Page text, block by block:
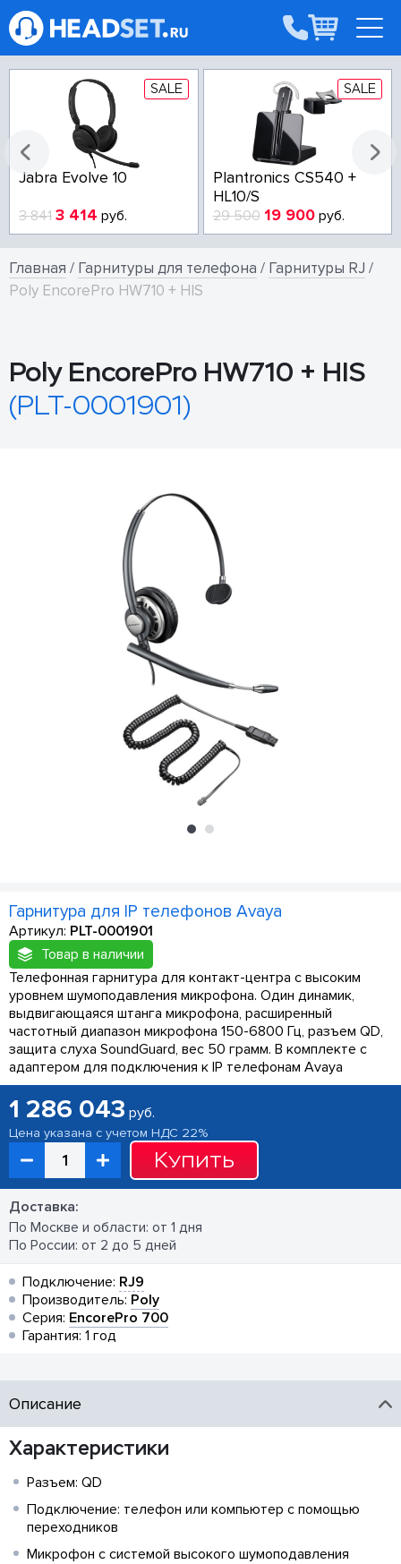
SALE
Jabra Evolve 10
3 841 3 414 руб.
SALE
Plantronics CS540 +
HL10/S
29 500 19 900руб.
Главная / Гарнитуры для телефона / Гарнитуры RJ /
Poly EncorePro HW710 + HIS
Poly EncorePro HW710 + HIS
(PLT-0001901)
Гарнитура для IP телефонов Avaya
Артикул: PLT-0001901
Товар в наличии
Телефонная гарнитура для контакт-центра с высоким
уровнем шумоподавления микрофона. Один динамик,
выдвигающаяся штанга микрофона, расширенный
частотный диапазон микрофона 150-6800 Гц, разъем QD,
защита слуха SoundGuard, вес 50 грамм. В комплекте с
адаптером для подключения к IP телефонам Avaya
1 286 043 руб.
Цена указана с учетом НДС 22%
Купить
Доставка:
По Москве и области: от 1 дня
По России: от 2 до 5 дней
Подключение: RJ9
Производитель: Poly
Серия: EncorePro 700
Гарантия: 1 год
Описание
Характеристики
Разъем: QD
Подключение: телефон или компьютер с помощью
переходников
Микрофон с системой высокого шумоподавления